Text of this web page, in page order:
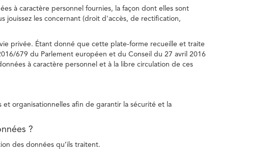
à caractère personnel fournies, la façon dont elles sont
jouissez les concernant (droit d'accès, de rectification,
privée. Étant donné que cette plate-forme recueille et traite
679 du Parlement européen et du Conseil du 27 avril 2016
à caractère personnel et à la libre circulation de ces
organisationnelles afin de garantir la sécurité et la
?
des données qu’ils traitent.